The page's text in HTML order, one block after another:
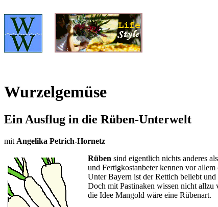
Wurzelgemüse
Ein Ausflug in die Rüben-Unterwelt
mit Angelika Petrich-Hornetz
Rüben sind eigentlich nichts anderes
und Fertigkostanbeter kennen vor
Unter Bayern ist der Rettich beliebt
Doch mit Pastinaken wissen nicht allzu
die Idee Mangold wäre eine Rübenart.